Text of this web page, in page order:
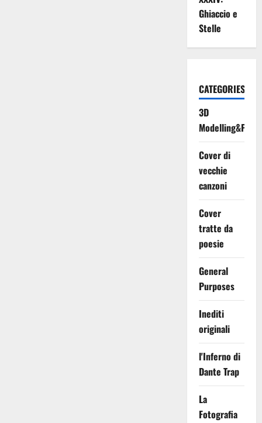
Ghiaccio e
Stelle
CATEGORIES
3D
Cover di
vecchie
canzoni
Cover
tratte da
poesie
General
Purposes
Inediti
originali
l'Inferno di
Dante Trap
La
Fotografia